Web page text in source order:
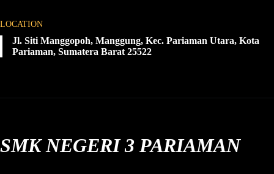
LOCATION
Jl. Siti Manggopoh, Manggung, Kec. Pariaman Utara, Kota
Pariaman, Sumatera Barat 25522
SMK NEGERI 3 PARIAMAN